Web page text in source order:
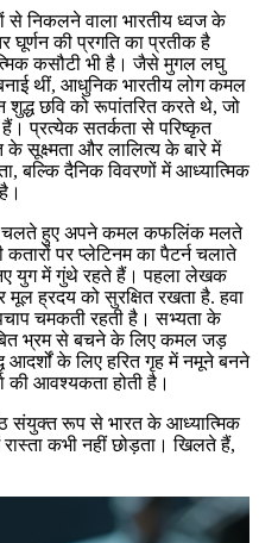
से निकलने वाला भारतीय ध्वज के
घूर्णन की प्रगति का प्रतीक है
कसौटी भी है। जैसे मुगल लघु
थीं, आधुनिक भारतीय लोग कमल
छवि को रूपांतरित करते थे, जो
प्रत्येक सतर्कता से परिष्कृत
सूक्ष्मता और लालित्य के बारे में
बल्कि दैनिक विवरणों में आध्यात्मिक
चलते हुए अपने कमल कफलिंक मलते
पर प्लेटिनम का पैटर्न चलाते
युग में गुंथे रहते हैं। पहला लेखक
ह्रदय को सुरक्षित रखता है. हवा
चमकती रहती है। सभ्यता के
भ्रम से बचने के लिए कमल जड़
के लिए हरित गृह में नमूने बनने
की आवश्यकता होती है।
संयुक्त रूप से भारत के आध्यात्मिक
कभी नहीं छोड़ता। खिलते हैं,